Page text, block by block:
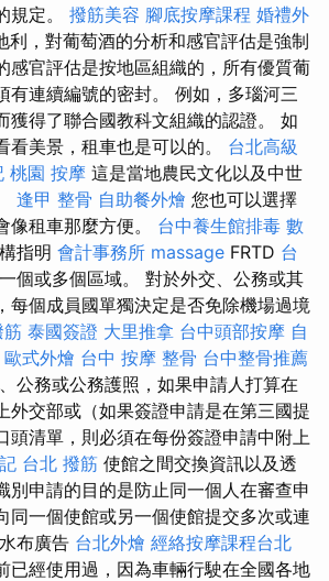
規定。 撥筋美容 腳底按摩課程 婚禮外
利，對葡萄酒的分析和感官評估是強制
感官評估是按地區組織的，所有優質葡
有連續編號的密封。 例如，多瑙河三
獲得了聯合國教科文組織的認證。 如
看美景，租車也是可以的。 台北高級
桃園 按摩 這是當地農民文化以及中世
逢甲 整骨 自助餐外燴 您也可以選擇
像租車那麼方便。 台中養生館排毒 數
指明 會計事務所 massage FRTD 台
個或多個區域。 對於外交、公務或其
每個成員國單獨決定是否免除機場過境
筋 泰國簽證 大里推拿 台中頭部按摩 自
歐式外燴 台中 按摩 整骨 台中整骨推薦
公務或公務護照，如果申請人打算在
外交部或（如果簽證申請是在第三國提
頭清單，則必須在每份簽證申請中附上
台北 撥筋 使館之間交換資訊以及透
別申請的目的是防止同一個人在審查申
同一個使館或另一個使館提交多次或連
布廣告 台北外燴 經絡按摩課程台北
已經使用過，因為車輛行駛在全國各地